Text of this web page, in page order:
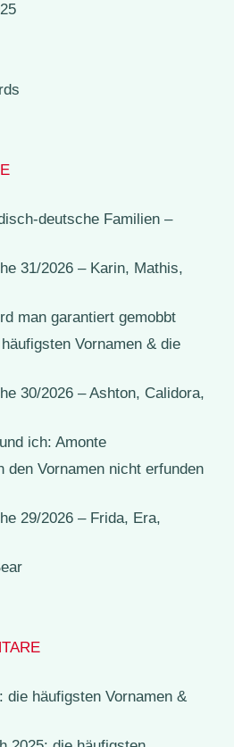
deutsche Familien –
31/2026 – Karin, Mathis,
man garantiert gemobbt
Vornamen & die
30/2026 – Ashton, Calidora,
ich: Amonte
den Vornamen nicht erfunden
29/2026 – Frida, Era,
die häufigsten Vornamen &